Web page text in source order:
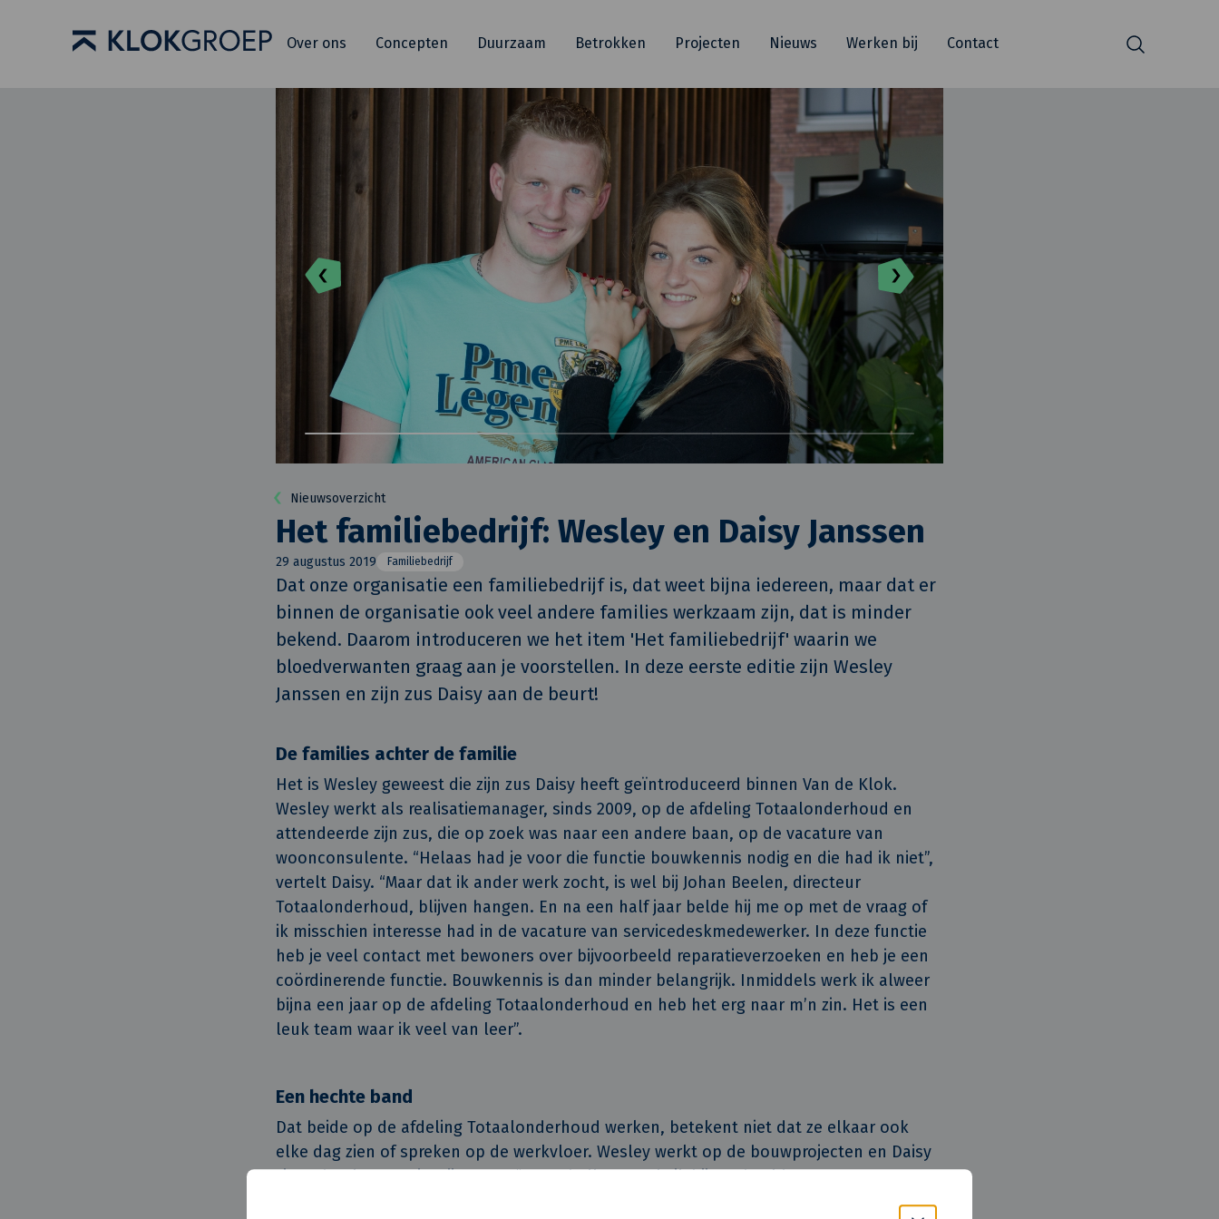
Over ons Concepten Duurzaam Betrokken Projecten Nieuws Werken bij Contact Zoeken
Nieuwsoverzicht
Het familiebedrijf: Wesley en Daisy Janssen
29 augustus 2019 Familiebedrijf
Dat onze organisatie een familiebedrijf is, dat weet bijna iedereen, maar dat er
binnen de organisatie ook veel andere families werkzaam zijn, dat is minder
bekend. Daarom introduceren we het item 'Het familiebedrijf' waarin we
bloedverwanten graag aan je voorstellen. In deze eerste editie zijn Wesley
Janssen en zijn zus Daisy aan de beurt!
De families achter de familie
Het is Wesley geweest die zijn zus Daisy heeft geïntroduceerd binnen Van de Klok.
Wesley werkt als realisatiemanager, sinds 2009, op de afdeling Totaalonderhoud en
attendeerde zijn zus, die op zoek was naar een andere baan, op de vacature van
woonconsulente. “Helaas had je voor die functie bouwkennis nodig en die had ik niet”,
vertelt Daisy. “Maar dat ik ander werk zocht, is wel bij Johan Beelen, directeur
Totaalonderhoud, blijven hangen. En na een half jaar belde hij me op met de vraag of
ik misschien interesse had in de vacature van servicedeskmedewerker. In deze functie
heb je veel contact met bewoners over bijvoorbeeld reparatieverzoeken en heb je een
coördinerende functie. Bouwkennis is dan minder belangrijk. Inmiddels werk ik alweer
bijna een jaar op de afdeling Totaalonderhoud en heb het erg naar m’n zin. Het is een
leuk team waar ik veel van leer”.
Een hechte band
Dat beide op de afdeling Totaalonderhoud werken, betekent niet dat ze elkaar ook
elke dag zien of spreken op de werkvloer. Wesley werkt op de bouwprojecten en Daisy
zit op het kantoor in Nijmegen. “Soms bellen we als ik bijvoorbeeld een vraag moet